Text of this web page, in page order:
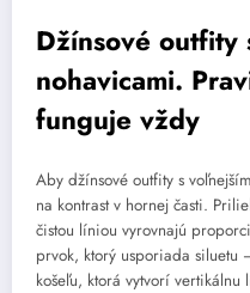
Džínsové outfity
nohavicami.
funguje vždy
Aby džínsové outfity s
na kontrast v hornej časti.
čistou líniou vyrovnajú
prvok, ktorý usporiada siluetu
košeľu, ktorá vytvorí vertikálnu